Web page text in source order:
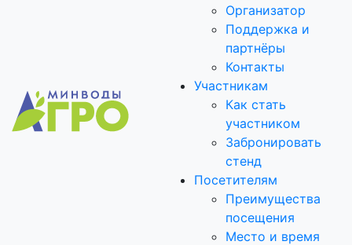
Организатор
Поддержка и
партнёры
Контакты
Участникам
Как стать
участником
Забронировать
стенд
Посетителям
Преимущества
посещения
Место и время